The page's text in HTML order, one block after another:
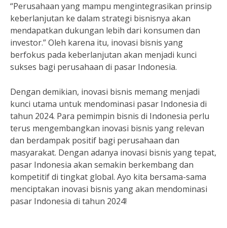
“Perusahaan yang mampu mengintegrasikan prinsip
keberlanjutan ke dalam strategi bisnisnya akan
mendapatkan dukungan lebih dari konsumen dan
investor.” Oleh karena itu, inovasi bisnis yang
berfokus pada keberlanjutan akan menjadi kunci
sukses bagi perusahaan di pasar Indonesia.
Dengan demikian, inovasi bisnis memang menjadi
kunci utama untuk mendominasi pasar Indonesia di
tahun 2024. Para pemimpin bisnis di Indonesia perlu
terus mengembangkan inovasi bisnis yang relevan
dan berdampak positif bagi perusahaan dan
masyarakat. Dengan adanya inovasi bisnis yang tepat,
pasar Indonesia akan semakin berkembang dan
kompetitif di tingkat global. Ayo kita bersama-sama
menciptakan inovasi bisnis yang akan mendominasi
pasar Indonesia di tahun 2024!